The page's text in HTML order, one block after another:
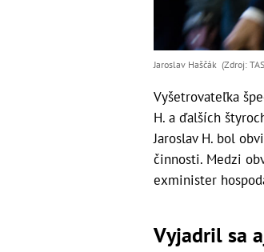
Jaroslav Haščák (Zdroj:
Vyšetrovateľka
H. a ďalších
Jaroslav H. bol
činnosti. Medzi
exminister
Vyjadril sa